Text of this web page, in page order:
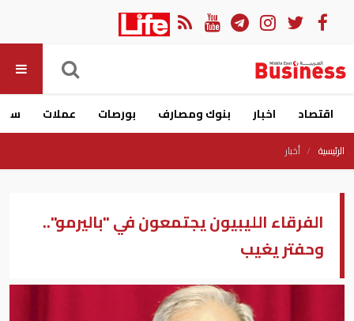
اقتصاد اخبار بنوك ومصارف بورصات عملات
الرئيسية أخبار
الفرقاء الليبيون يجتمعون في "باليرمو"..
وحفتر يغيب